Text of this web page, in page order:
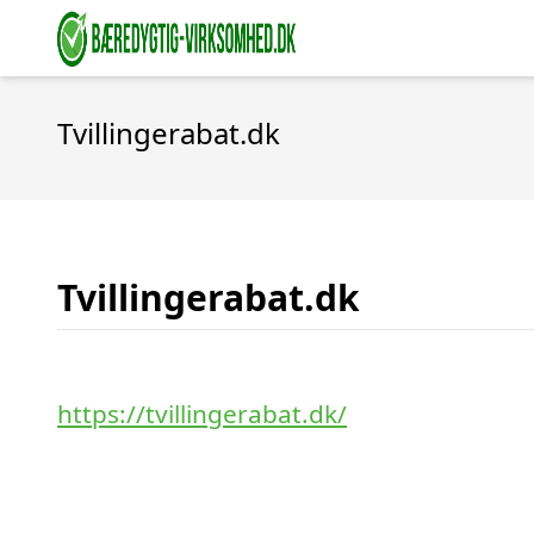
Tvillingerabat.dk
Tvillingerabat.dk
https://tvillingerabat.dk/